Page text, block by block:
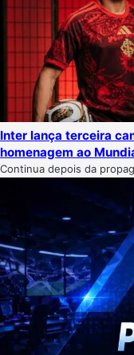
Inter lança terceira
homenagem ao
Continua depois da